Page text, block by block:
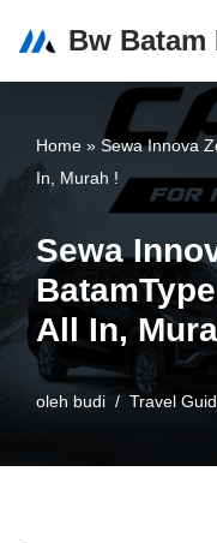
Bw Batam
Home » Sewa Innova
In, Murah !
Sewa
All In,
oleh budi Travel